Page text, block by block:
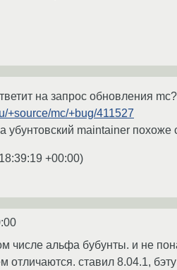
на запрос обновления mc?
+source/mc/+bug/411527
maintainer похоже
+00:00)
числе альфа бубунты. и не
отличаются. ставил 8.04.1,